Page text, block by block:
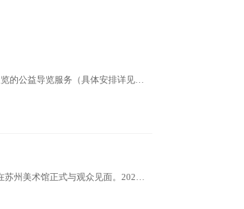
为让观众更好地欣赏和理解展览，苏州市公共文化中心特别提供部分展览的公益导览服务（具体安排详见下表）。观众无需预约，相应时段到场即可聆听，观众可提前至相应场馆展厅入口处等候导览志愿者。